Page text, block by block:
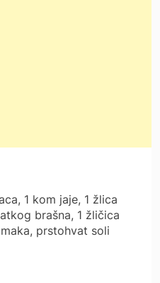
1 kom jaje, 1 žlica
brašna, 1 žličica
prstohvat soli